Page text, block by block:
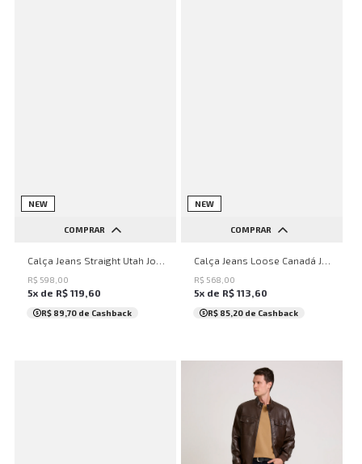
NEW
COMPRAR
38 40 42 44
R$ 598 00
5x de R$ 119,60
R$ 89,70 de Cashback
NEW
COMPRAR
38 40 42 44
R$ 568 00
5x de R$ 113,60
R$ 85,20 de Cashback